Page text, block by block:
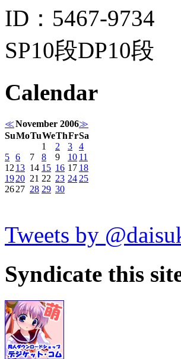
ID：5467-9734
SP10段DP10段
Calendar
≪November 2006≫
SuMoTuWeThFrSa
1
2 3
4
5 6 7 8 9 10 11
12 13 14 15 16 17 18
1920 21 22 23 24 25
2627 28 29 30
Tweets by
Syndicate this